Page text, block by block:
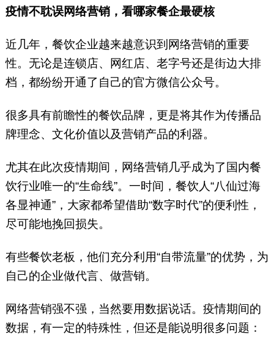
疫情不耽误网络营销，看哪家餐企最硬核
近几年，餐饮企业越来越意识到网络营销的重要
性。无论是连锁店、网红店、老字号还是街边大排
档，都纷纷开通了自己的官方微信公众号。
很多具有前瞻性的餐饮品牌，更是将其作为传播品
牌理念、文化价值以及营销产品的利器。
尤其在此次疫情期间，网络营销几乎成为了国内餐
饮行业唯一的“生命线”。一时间，餐饮人“八仙过海
各显神通”，大家都希望借助“数字时代”的便利性，
尽可能地挽回损失。
有些餐饮老板，他们充分利用“自带流量”的优势，为
自己的企业做代言、做营销。
网络营销强不强，当然要用数据说话。疫情期间的
数据，有一定的特殊性，但还是能说明很多问题：